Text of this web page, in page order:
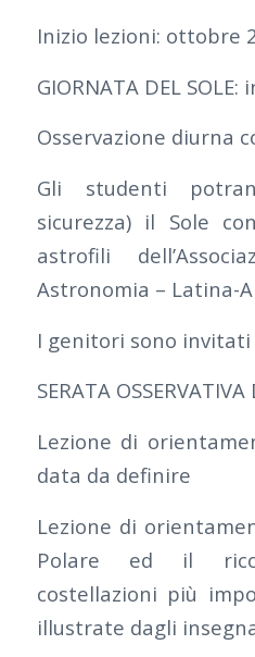
Inizio lezioni: ottobre
GIORNATA DEL
Osservazione diurna
Gli studenti
sicurezza) il Sole
astrofili
Astronomia – Latina-
I genitori sono
SERATA
Lezione di
data da definire
Lezione di
Polare ed il
costellazioni più
illustrate dagli